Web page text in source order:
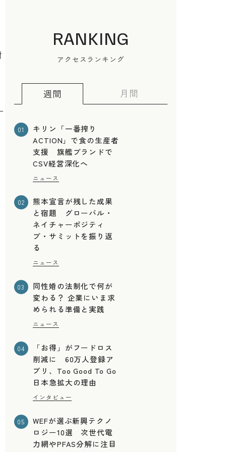
RANKING
アクセスランキング
週間 月間
01
キリン「一番搾り
ACTION」で食の生産者
支援 旗艦ブランドで
CSV経営深化へ
ニュース
02
熊本宣言が残した成果
と宿題 グローバル・
ネイチャーポジティ
ブ・サミットを振り返
る
ニュース
03
同性婚の法制化で何が
変わる？ 企業にいま求
められる準備と実践
ニュース
04
「お得」がフードロス
削減に 60万人登録ア
プリ、Too Good To Go
日本急拡大の理由
インタビュー
05
WEFが選ぶ新興テクノ
ロジー10選 次世代電
力網やPFAS分解に注目